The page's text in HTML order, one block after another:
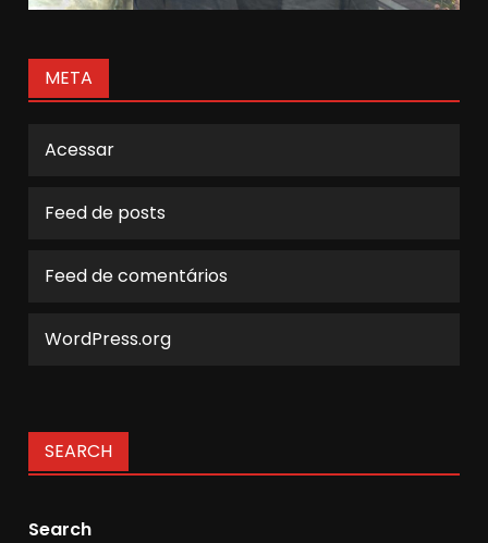
META
Acessar
Feed de posts
Feed de comentários
WordPress.org
SEARCH
Search